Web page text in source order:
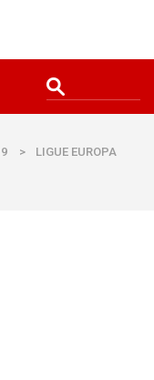
>
LIGUE EUROPA